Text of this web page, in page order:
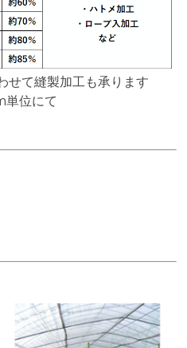
せて縫製加工も承ります
位にて